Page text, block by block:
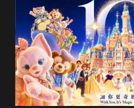
Chinese (China)
Chinese (Hong Kong)
Korean
Japanese
German
Spanish